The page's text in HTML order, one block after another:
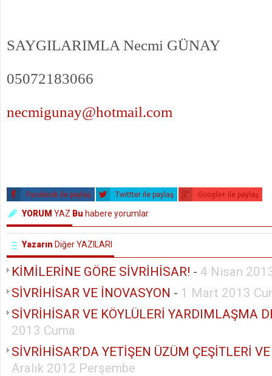
SAYGILARIMLA Necmi GÜNAY
05072183066
necmigunay@hotmail.com
Facebook ile paylaş Twittter ile paylaş Google+ ile paylaş
YORUM YAZ Bu habere yorumlar
Yazarın Diğer YAZILARI
KİMİLERİNE GÖRE SİVRİHİSAR! - 4 Nisan
SİVRİHİSAR VE İNOVASYON - 1 Mart 2013
SİVRİHİSAR VE KÖYLÜLERİ YARDIMLAŞMA
2013 Cuma
SİVRİHİSAR’DA YETİŞEN ÜZÜM ÇEŞİTLERİ
Aralık 2012 Perşembe